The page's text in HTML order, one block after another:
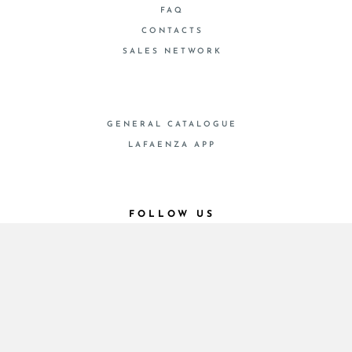
FAQ
CONTACTS
SALES NETWORK
GENERAL CATALOGUE
LAFAENZA APP
FOLLOW US